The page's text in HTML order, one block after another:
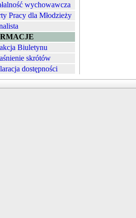
wychowawcza
Pracy dla Młodzieży
Biuletynu
skrótów
dostępności